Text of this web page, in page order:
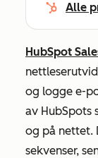
Alle
HubSpot
og logge e-
av HubSpots
og på nettet.
sekvenser,